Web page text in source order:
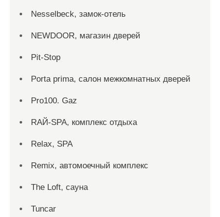
Nesselbeck, замок-отель
NEWDOOR, магазин дверей
Pit-Stop
Porta prima, салон межкомнатных дверей
Pro100. Gaz
RAЙ-SPA, комплекс отдыха
Relax, SPA
Remix, автомоечный комплекс
The Loft, сауна
Tuncar